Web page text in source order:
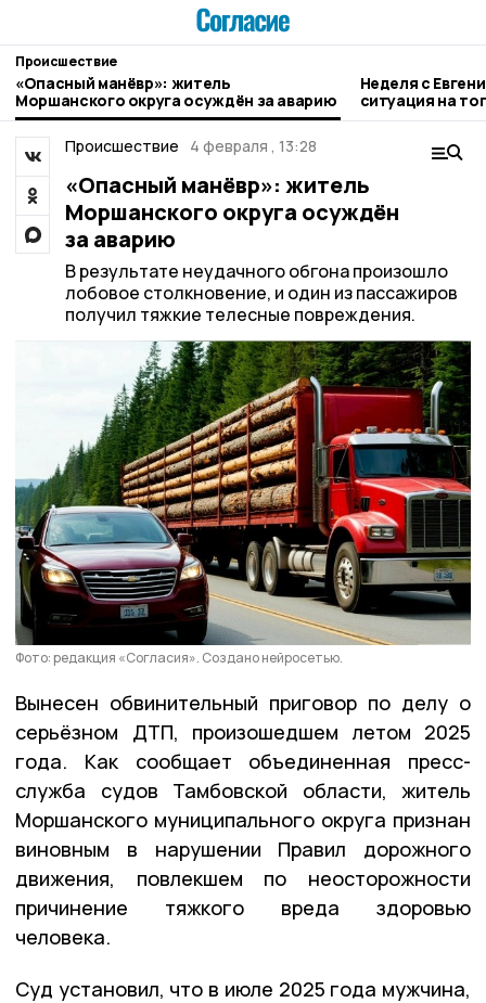
Происшествие
«Опасный манёвр»: житель
Моршанского округа осуждён за аварию
Неделя с
ситуация на
городе и
Происшествие
4 февраля , 13:28
«Опасный манёвр»: житель
Моршанского округа осуждён
за аварию
В результате неудачного обгона произошло
лобовое столкновение, и один из пассажиров
получил тяжкие телесные повреждения.
Фото: редакция «Согласия». Создано нейросетью.
Вынесен обвинительный приговор по делу о
серьёзном ДТП, произошедшем летом 2025
года. Как сообщает объединенная пресс-
служба судов Тамбовской области, житель
Моршанского муниципального округа признан
виновным в нарушении Правил дорожного
движения, повлекшем по неосторожности
причинение тяжкого вреда здоровью
человека.
Суд установил, что в июле 2025 года мужчина,